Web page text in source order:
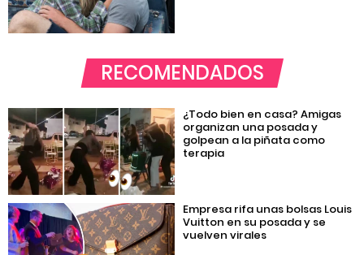
RECOMENDADOS
¿Todo bien en casa? Amigas
organizan una posada y
golpean a la piñata como
terapia
Empresa rifa unas bolsas Louis
Vuitton en su posada y se
vuelven virales